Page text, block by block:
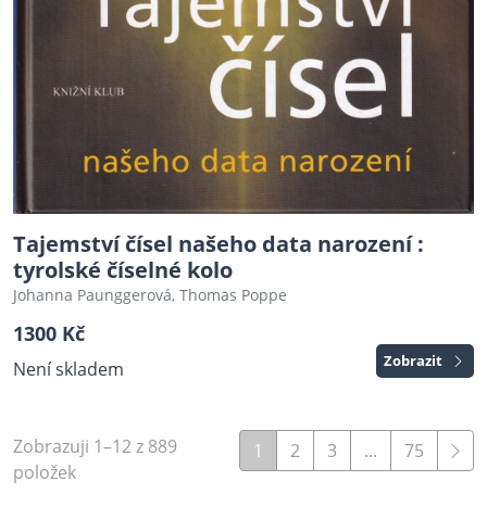
Tajemství čísel našeho data narození :
tyrolské číselné kolo
Johanna Paunggerová, Thomas Poppe
1300 Kč
Není skladem Zobrazit
Zobrazuji 1–12 z 889
položek
1 2 3 ... 75